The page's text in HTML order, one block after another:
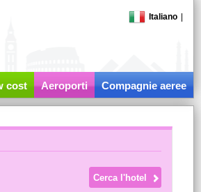
Italiano
cost Aeroporti Compagnie aeree